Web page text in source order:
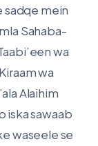
sadqe mein
Sahaba-
wa
wa
Alaihim
iska sawaab
waseele se